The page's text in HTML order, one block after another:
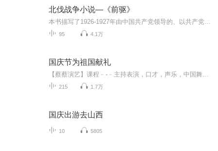
北伐战争小说—《前驱》
95 4.1万
国庆节为祖国献礼
215 1.7万
国庆出游去山西
10 5805